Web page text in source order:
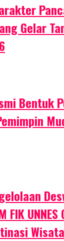
Gelar
Bentuk
FIK